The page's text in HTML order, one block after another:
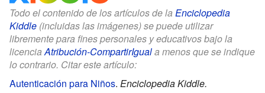
Todo el contenido de los artículos de la Enciclopedia
Kiddle (incluidas las imágenes) se puede utilizar
libremente para fines personales y educativos bajo la
licenciaAtribución-CompartirIguala menos que se indique
lo contrario. Citar este artículo:
Autenticación para Niños. Enciclopedia Kiddle.